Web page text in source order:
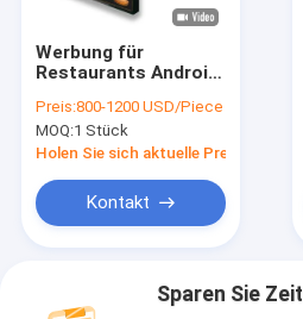
Werbung für
Restaurants Android
Außenwasserdichtes
Digital Signage-
Bildschirm
Preis:800-1200 USD/Piece
MOQ:1 Stück
Holen Sie sich aktuelle Preis
Kontakt
Sparen Sie Zeit